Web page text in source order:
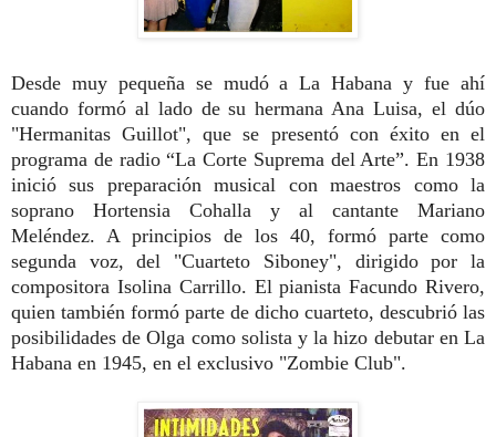
Desde muy pequeña se mudó a La Habana y fue ahí
cuando formó al lado de su hermana Ana Luisa, el dúo
"Hermanitas Guillot", que se presentó con éxito en el
programa de radio “La Corte Suprema del Arte”. En 1938
inició sus preparación musical con maestros como la
soprano Hortensia Cohalla y al cantante Mariano
Meléndez. A principios de los 40, formó parte como
segunda voz, del "Cuarteto Siboney", dirigido por la
compositora Isolina Carrillo. El pianista Facundo Rivero,
quien también formó parte de dicho cuarteto, descubrió las
posibilidades de Olga como solista y la hizo debutar en La
Habana en 1945, en el exclusivo "Zombie Club".